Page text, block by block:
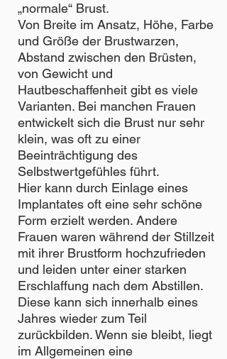
„normale“ Brust.
Von Breite im Ansatz, Höhe, Farbe
und Größe der Brustwarzen,
Abstand zwischen den Brüsten,
von Gewicht und
Hautbeschaffenheit gibt es viele
Varianten. Bei manchen Frauen
entwickelt sich die Brust nur sehr
klein, was oft zu einer
Beeinträchtigung des
Selbstwertgefühles führt.
Hier kann durch Einlage eines
Implantates oft eine sehr schöne
Form erzielt werden. Andere
Frauen waren während der Stillzeit
mit ihrer Brustform hochzufrieden
und leiden unter einer starken
Erschlaffung nach dem Abstillen.
Diese kann sich innerhalb eines
Jahres wieder zum Teil
zurückbilden. Wenn sie bleibt, liegt
im Allgemeinen eine